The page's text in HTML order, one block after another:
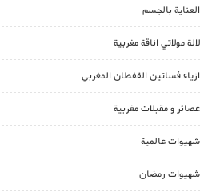
العناية بالجسم
لالة مولاتي اناقة مغربية
ازياء فساتين القفطان المغربي
عصائر و مقبلات مغربية
شهيوات عالمية
شهيوات رمضان